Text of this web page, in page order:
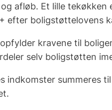
afløb. Et lille tekøkken
boligstøttelovens
kravene til
selv boligstøtten
indkomster summeres